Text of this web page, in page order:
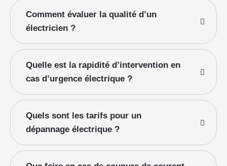
Comment évaluer la qualité d’un
électricien ?
Quelle est la rapidité d’intervention en
cas d’urgence électrique ?
Quels sont les tarifs pour un
dépannage électrique ?